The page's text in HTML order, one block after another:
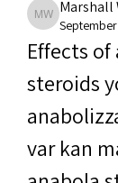
Marshall Weisser
Marshall
Effects
steroids
var kan